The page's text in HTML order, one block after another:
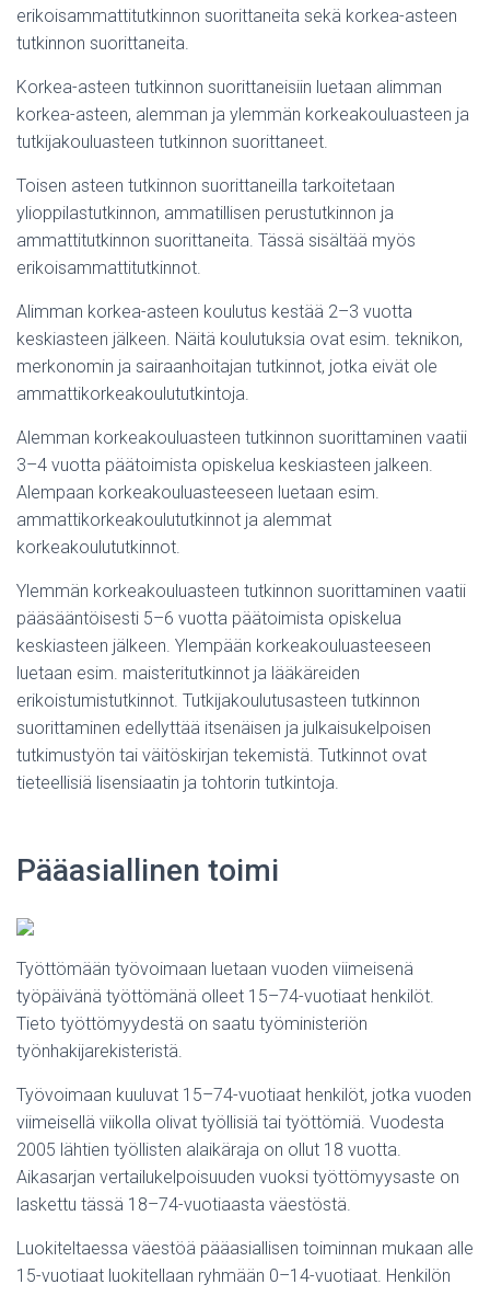
erikoisammattitutkinnon suorittaneita sekä korkea-asteen
tutkinnon suorittaneita.
Korkea-asteen tutkinnon suorittaneisiin luetaan alimman
korkea-asteen, alemman ja ylemmän korkeakouluasteen ja
tutkijakouluasteen tutkinnon suorittaneet.
Toisen asteen tutkinnon suorittaneilla tarkoitetaan
ylioppilastutkinnon, ammatillisen perustutkinnon ja
ammattitutkinnon suorittaneita. Tässä sisältää myös
erikoisammattitutkinnot.
Alimman korkea-asteen koulutus kestää 2–3 vuotta
keskiasteen jälkeen. Näitä koulutuksia ovat esim. teknikon,
merkonomin ja sairaanhoitajan tutkinnot, jotka eivät ole
ammattikorkeakoulututkintoja.
Alemman korkeakouluasteen tutkinnon suorittaminen vaatii
3–4 vuotta päätoimista opiskelua keskiasteen jalkeen.
Alempaan korkeakouluasteeseen luetaan esim.
ammattikorkeakoulututkinnot ja alemmat
korkeakoulututkinnot.
Ylemmän korkeakouluasteen tutkinnon suorittaminen vaatii
pääsääntöisesti 5–6 vuotta päätoimista opiskelua
keskiasteen jälkeen. Ylempään korkeakouluasteeseen
luetaan esim. maisteritutkinnot ja lääkäreiden
erikoistumistutkinnot. Tutkijakoulutusasteen tutkinnon
suorittaminen edellyttää itsenäisen ja julkaisukelpoisen
tutkimustyön tai väitöskirjan tekemistä. Tutkinnot ovat
tieteellisiä lisensiaatin ja tohtorin tutkintoja.
Pääasiallinen toimi
Työttömään työvoimaan luetaan vuoden viimeisenä
työpäivänä työttömänä olleet 15–74-vuotiaat henkilöt.
Tieto työttömyydestä on saatu työministeriön
työnhakijarekisteristä.
Työvoimaan kuuluvat 15–74-vuotiaat henkilöt, jotka vuoden
viimeisellä viikolla olivat työllisiä tai työttömiä. Vuodesta
2005 lähtien työllisten alaikäraja on ollut 18 vuotta.
Aikasarjan vertailukelpoisuuden vuoksi työttömyysaste on
laskettu tässä 18–74-vuotiaasta väestöstä.
Luokiteltaessa väestöä pääasiallisen toiminnan mukaan alle
15-vuotiaat luokitellaan ryhmään 0–14-vuotiaat. Henkilön